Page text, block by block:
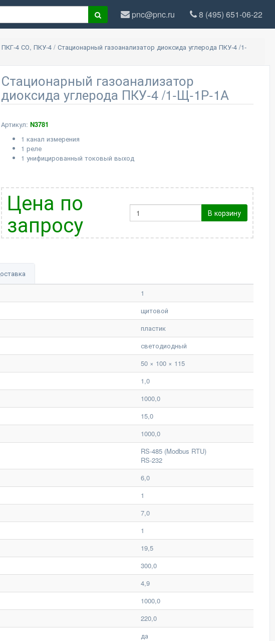
8 (495) 651-06-22
pnc@pnc.ru
ПКГ-4 СО, ПКУ-4 / Стационарный газоанализатор диоксида углерода ПКУ-4 /1-
Стационарный газоанализатор
диоксида углерода ПКУ-4 /1-Щ-1Р-1А
Артикул: N3781
1 канал измерения
1 реле
1 унифицированный токовый выход
Цена по
запросу В корзину
1
щитовой
пластик
светодиодный
50 × 100 × 115
1,0
1000,0
15,0
1000,0
RS-485 (Modbus RTU)
RS-232
6,0
1
7,0
1
19,5
300,0
4,9
1000,0
220,0
да